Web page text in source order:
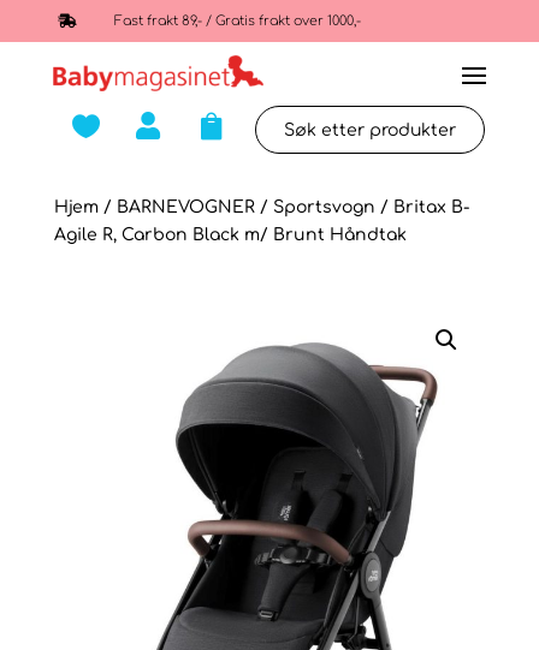
 Fast frakt 89,- / Gratis frakt over 1000,-
  
Hjem/ BARNEVOGNER/ Sportsvogn / Britax B-
Agile R, Carbon Black m/ Brunt Håndtak